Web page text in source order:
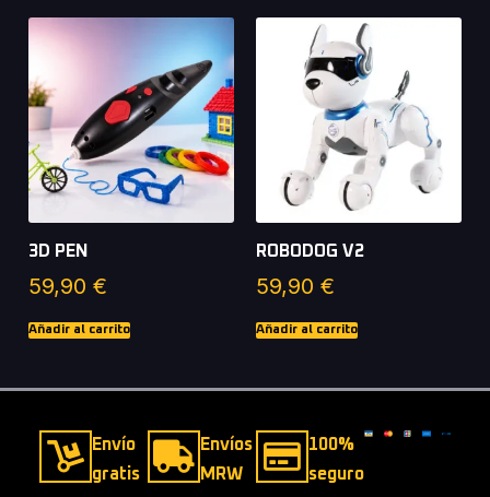
3D PEN
59,90 €
Añadir al carrito
ROBODOG V2
59,90 €
Añadir al carrito
Envío
gratis
Envíos
MRW
100%
seguro